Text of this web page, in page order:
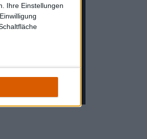
Ihre Einstellungen